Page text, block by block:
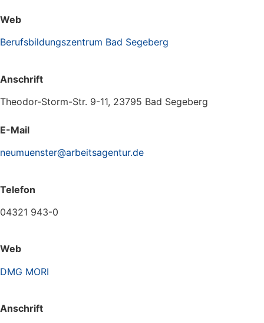
Web
Berufsbildungszentrum Bad Segeberg
Anschrift
Theodor-Storm-Str. 9-11, 23795 Bad Segeberg
E-Mail
neumuenster@arbeitsagentur.de
Telefon
04321 943-0
Web
DMG MORI
Anschrift